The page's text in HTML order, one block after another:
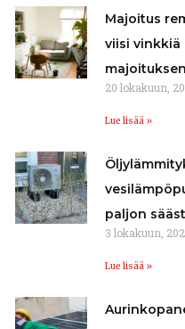
Majoitus
viisi vinkkiä
20 lokakuun,
Lue lisää »
paljon
3 lokakuun,
Lue lisää »